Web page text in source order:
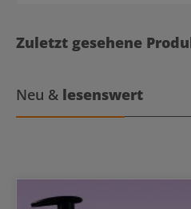
Zuletzt gesehene
Neu & lesenswert